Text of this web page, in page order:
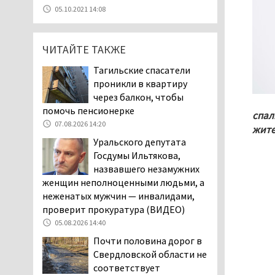
уголовное дело о
мошенничестве при
строительстве ИЖС в Нижнем
Тагиле
Екатеринбург подвергся
атаке БПЛА, восемь из
них были сбиты, три
упали на крышу логистического
07.08.2026 11:28
Тагильские спасатели
помогли заблудившемуся
в лесу мужчине найти
дорогу домой
06.08.2026 16:28
Прокуратура
Дзержинского района
Нижнего Тагила
05.10.2021 14:08
ЧИТАЙТЕ ТАКЖЕ
Тагильские спасатели
проникли в квартиру
через балкон, чтобы
помочь пенсионерке
07.08.2026 14:20
Уральского депутата
Госдумы Ильтякова,
назвавшего незамужних
женщин неполноценными людьми, а
неженатых мужчин — инвалидами,
проверит прокуратура (ВИДЕО)
05.08.2026 14:40
Почти половина дорог в
Свердловской области не
соответствует